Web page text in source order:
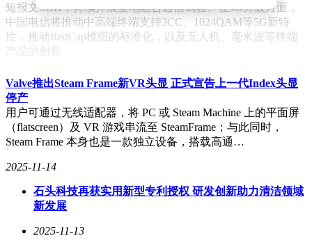
短报文SDK，持续开展星地融合通信试验。在5G升级方面，
中国电信将推动中高端终端支持3CC、1024QAM等5G新特
性，推动RedCap模组的标准化，以及无人机、毫米波等终端
产品的创新。
中国电信还在北斗+5G高精度定位领域取得了新进展，正推动
终端集成融合定位SDK，并计划联合打造低功耗通用定位终
端产品。同时，中国电信宣布将自研的5G增强通话终端SDK
捐赠给GSMA开源项目，以推动5G增强通话的开放合作生
态。
中国电信表示，5G增强通话业务是对传统通话业务的一次全
面升级，支持音视频通话的AI增强技术和DC应用。未来，公
化AI融合，并丰富终端能力，为5G增强通话的全面商用落地
Valve推出Steam Frame新VR头显 正式宣告上一代Index头显
停产
用户可通过无线适配器，将 PC 或 Steam Machine 上的平面屏
（flatscreen）及 VR 游戏串流至 SteamFrame；与此同时，
Steam Frame 本身也是一款独立设备，搭载高通…
2025-11-14
石头科技再获实用新型专利授权 研发创新助力清洁领域
新发展
2025-11-13